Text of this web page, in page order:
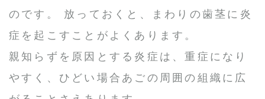
のです。 放っておくと、まわりの歯茎に炎
症を起こすことがよくあります。
親知らずを原因とする炎症は、重症になり
やすく、ひどい場合あごの周囲の組織に広